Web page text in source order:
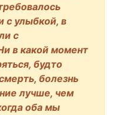
с улыбкой, в
с
в какой момент
будто
болезнь
лучше, чем
оба мы